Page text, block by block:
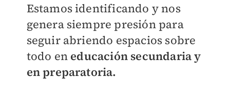
Estamos identificando y nos
genera siempre presión para
seguir abriendo espacios sobre
todo en educación secundaria y
en preparatoria.